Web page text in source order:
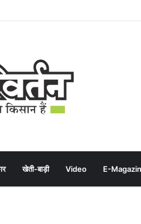
खेती-बाड़ी Video E-